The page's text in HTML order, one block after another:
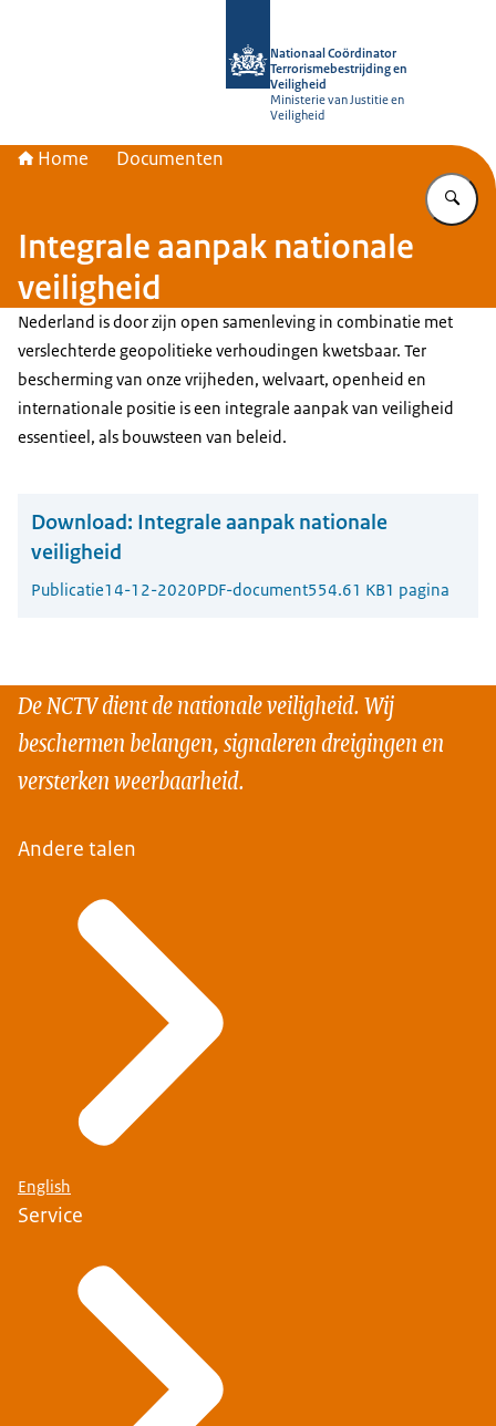
Nationaal Coördinator
Terrorismebestrijding en
Veiligheid
Ministerie van Justitie en
Veiligheid
Home Documenten
Integrale aanpak nationale
veiligheid
Nederland is door zijn open samenleving in combinatie met
verslechterde geopolitieke verhoudingen kwetsbaar. Ter
bescherming van onze vrijheden, welvaart, openheid en
internationale positie is een integrale aanpak van veiligheid
essentieel, als bouwsteen van beleid.
Download: Integrale aanpak nationale
veiligheid
Publicatie14-12-2020PDF-document554.61 KB1 pagina
De NCTV dient de nationale veiligheid. Wij
beschermen belangen, signaleren dreigingen en
versterken weerbaarheid.
Andere talen
English
Service